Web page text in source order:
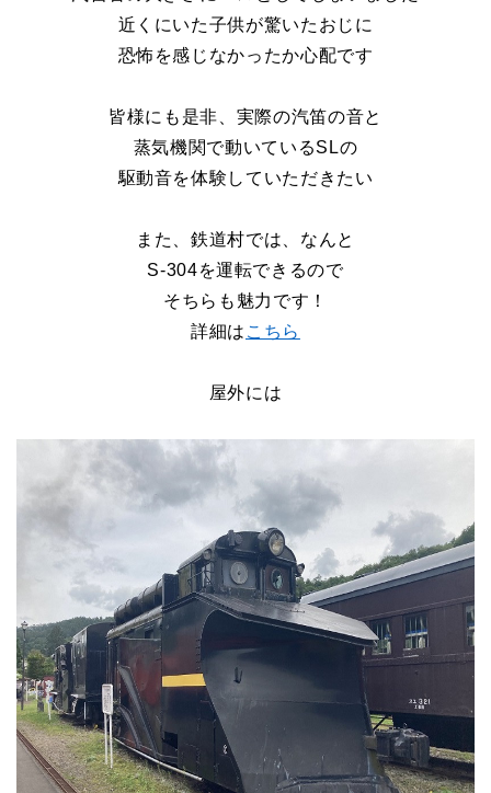
近くにいた子供が驚いたおじに
恐怖を感じなかったか心配です
皆様にも是非、実際の汽笛の音と
蒸気機関で動いているSLの
駆動音を体験していただきたい
また、鉄道村では、なんと
S‐304を運転できるので
そちらも魅力です！
詳細は こちら
屋外には